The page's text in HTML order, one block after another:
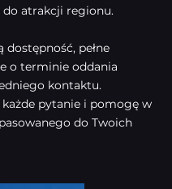
do atrakcji regionu.
dostępność, pełne
o terminie oddania
kontaktu.
pytanie i pomogę w
do Twoich